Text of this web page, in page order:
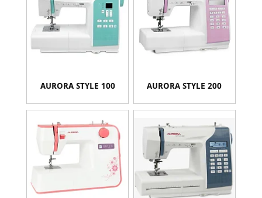
AURORA STYLE 100 AURORA STYLE 200